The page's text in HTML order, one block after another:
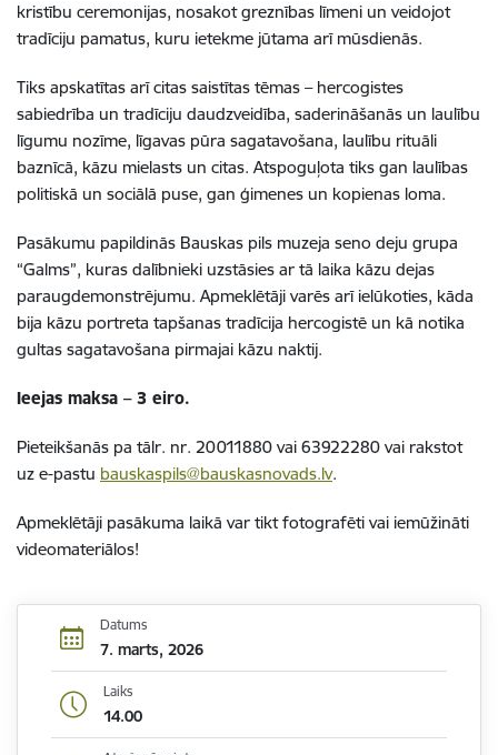
kristību ceremonijas, nosakot greznības līmeni un veidojot
tradīciju pamatus, kuru ietekme jūtama arī mūsdienās.
Tiks apskatītas arī citas saistītas tēmas – hercogistes
sabiedrība un tradīciju daudzveidība, saderināšanās un laulību
līgumu nozīme, līgavas pūra sagatavošana, laulību rituāli
baznīcā, kāzu mielasts un citas. Atspoguļota tiks gan laulības
politiskā un sociālā puse, gan ģimenes un kopienas loma.
Pasākumu papildinās Bauskas pils muzeja seno deju grupa
“Galms”, kuras dalībnieki uzstāsies ar tā laika kāzu dejas
paraugdemonstrējumu. Apmeklētāji varēs arī ielūkoties, kāda
bija kāzu portreta tapšanas tradīcija hercogistē un kā notika
gultas sagatavošana pirmajai kāzu naktij.
Ieejas maksa – 3 eiro.
Pieteikšanās pa tālr. nr. 20011880 vai 63922280 vai rakstot
uz e-pastu bauskaspils@bauskasnovads.lv.
Apmeklētāji pasākuma laikā var tikt fotografēti vai iemūžināti
videomateriālos!
Datums
7. marts, 2026
Laiks
14.00